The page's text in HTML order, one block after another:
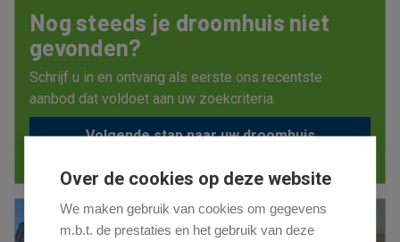
Nog steeds je droomhuis niet
gevonden?
Schrijf u in en ontvang als eerste ons recentste
aanbod dat voldoet aan uw zoekcriteria.
Volgende stap naar uw droomhuis
Over de cookies op deze website
We maken gebruik van cookies om gegevens
m.b.t. de prestaties en het gebruik van deze